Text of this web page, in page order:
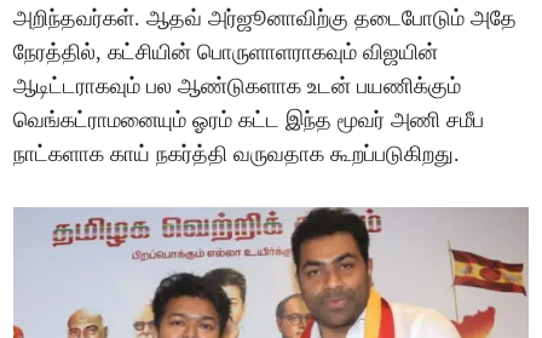
அறிந்தவர்கள். ஆதவ் அர்ஜூனாவிற்கு தடைபோடும் அதே
நேரத்தில், கட்சியின் பொருளாளராகவும் விஜயின்
ஆடிட்டராகவும் பல ஆண்டுகளாக உடன் பயணிக்கும்
வெங்கட்ராமனையும் ஓரம் கட்ட இந்த மூவர் அணி சமீப
நாட்களாக காய் நகர்த்தி வருவதாக கூறப்படுகிறது.